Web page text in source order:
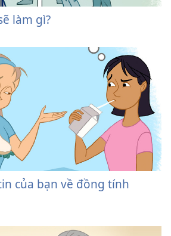
làm gì?
của bạn về đồng tính